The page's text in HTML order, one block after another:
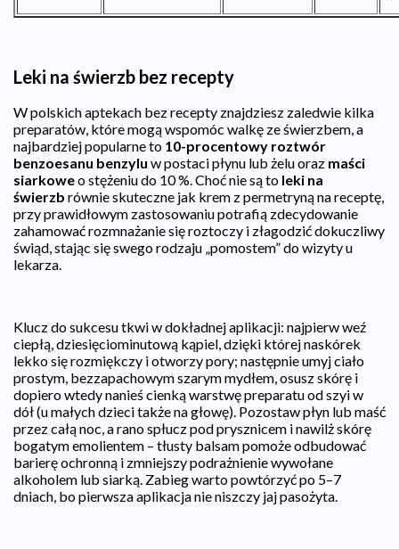
Leki na świerzb bez recepty
W polskich aptekach bez recepty znajdziesz zaledwie kilka
preparatów, które mogą wspomóc walkę ze świerzbem, a
najbardziej popularne to 10-procentowy roztwór
benzoesanu benzylu w postaci płynu lub żelu oraz maści
siarkoweo stężeniu do 10 %. Choć nie są to leki na
świerzb równie skuteczne jak krem z permetryną na receptę,
przy prawidłowym zastosowaniu potrafią zdecydowanie
zahamować rozmnażanie się roztoczy i złagodzić dokuczliwy
świąd, stając się swego rodzaju „pomostem” do wizyty u
lekarza.
Klucz do sukcesu tkwi w dokładnej aplikacji: najpierw weź
ciepłą, dziesięciominutową kąpiel, dzięki której naskórek
lekko się rozmiękczy i otworzy pory; następnie umyj ciało
prostym, bezzapachowym szarym mydłem, osusz skórę i
dopiero wtedy nanieś cienką warstwę preparatu od szyi w
dół (u małych dzieci także na głowę). Pozostaw płyn lub maść
przez całą noc, a rano spłucz pod prysznicem i nawilż skórę
bogatym emolientem – tłusty balsam pomoże odbudować
barierę ochronną i zmniejszy podrażnienie wywołane
alkoholem lub siarką. Zabieg warto powtórzyć po 5–7
dniach, bo pierwsza aplikacja nie niszczy jaj pasożyta.